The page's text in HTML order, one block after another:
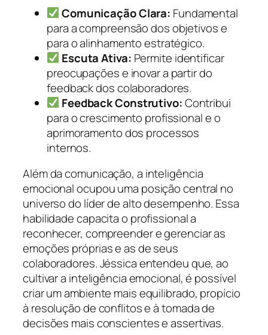
Comunicação Clara: Fundamental
para a compreensão dos objetivos e
para o alinhamento estratégico.
Escuta Ativa: Permite identificar
preocupações e inovar a partir do
feedback dos colaboradores.
Feedback Construtivo:Contribui
para o crescimento profissional e o
aprimoramento dos processos
internos.
Além da comunicação, a inteligência
emocional ocupou uma posição central no
universo do líder de alto desempenho. Essa
habilidade capacita o profissional a
reconhecer, compreender e gerenciar as
emoções próprias e as de seus
colaboradores. Jéssica entendeu que, ao
cultivar a inteligência emocional, é possível
criar um ambiente mais equilibrado, propício
à resolução de conflitos e à tomada de
decisões mais conscientes e assertivas.